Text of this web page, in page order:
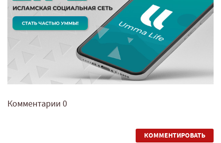
Комментарии 0
КОММЕНТИРОВАТЬ